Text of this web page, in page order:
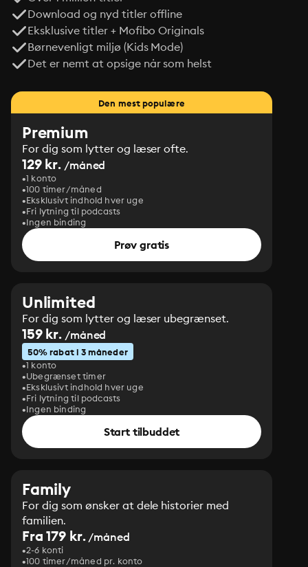
Download og nyd titler offline
Eksklusive titler + Mofibo Originals
Børnevenligt miljø (Kids Mode)
Det er nemt at opsige når som helst
Den mest populære
Premium
For dig som lytter og læser ofte.
129 kr. /måned
1 konto
100 timer/måned
Eksklusivt indhold hver uge
Fri lytning til podcasts
Ingen binding
Prøv gratis
Unlimited
For dig som lytter og læser ubegrænset.
159 kr. /måned
50% rabat i 3 måneder
1 konto
Ubegrænset timer
Eksklusivt indhold hver uge
Fri lytning til podcasts
Ingen binding
Start tilbuddet
Family
For dig som ønsker at dele historier med
familien.
Fra 179 kr./måned
2-6 konti
100 timer/måned pr. konto